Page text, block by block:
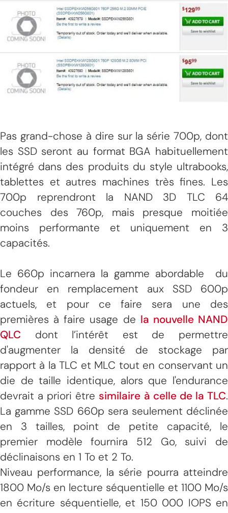
Pas grand-chose à dire sur la série 700p, dont
les SSD seront au format BGA habituellement
intégré dans des produits du style ultrabooks,
tablettes et autres machines très fines. Les
700p reprendront la NAND 3D TLC 64
couches des 760p, mais presque moitiée
moins performante et uniquement en 3
capacités.
Le 660p incarnera la gamme abordable du
fondeur en remplacement aux SSD 600p
actuels, et pour ce faire sera une des
premières à faire usage de la nouvelle NAND
QLC dont l’intérêt est de permettre
d'augmenter la densité de stockage par
rapport à la TLC et MLC tout en conservant un
die de taille identique, alors que l'endurance
devrait a priori être similaire à celle de la TLC.
La gamme SSD 660p sera seulement déclinée
en 3 tailles, point de petite capacité, le
premier modèle fournira 512 Go, suivi de
déclinaisons en 1 To et 2 To.
Niveau performance, la série pourra atteindre
1800 Mo/s en lecture séquentielle et 1100 Mo/s
en écriture séquentielle, et 150 000 IOPS en